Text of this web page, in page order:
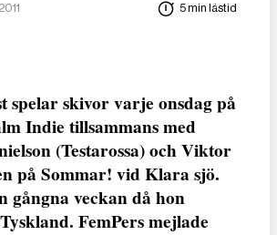
5 min lästid
spelar skivor varje onsdag på
Indie tillsammans med
(Testarossa) och Viktor
på Sommar! vid Klara sjö.
gångna veckan då hon
FemPers mejlade